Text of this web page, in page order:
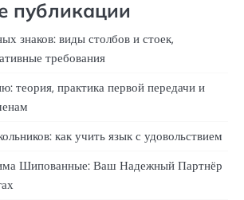
публикации
знаков: виды столбов и стоек,
требования
теория, практика первой передачи и
как учить язык с удовольствием
Шипованные: Ваш Надежный Партнёр